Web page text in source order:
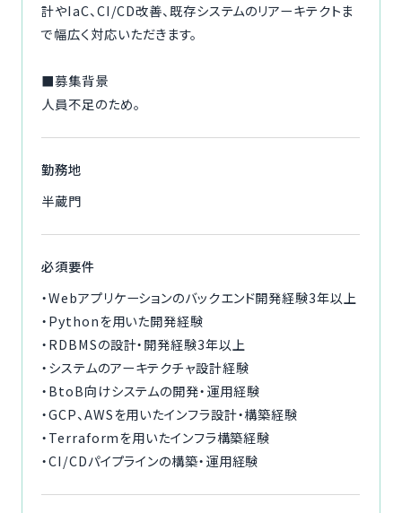
計やIaC、CI/CD改善、既存システムのリアーキテクトま
で幅広く対応いただきます。
■募集背景
人員不足のため。
勤務地
半蔵門
必須要件
・Webアプリケーションのバックエンド開発経験3年以上
・Pythonを用いた開発経験
・RDBMSの設計・開発経験3年以上
・システムのアーキテクチャ設計経験
・BtoB向けシステムの開発・運用経験
・GCP、AWSを用いたインフラ設計・構築経験
・Terraformを用いたインフラ構築経験
・CI/CDパイプラインの構築・運用経験